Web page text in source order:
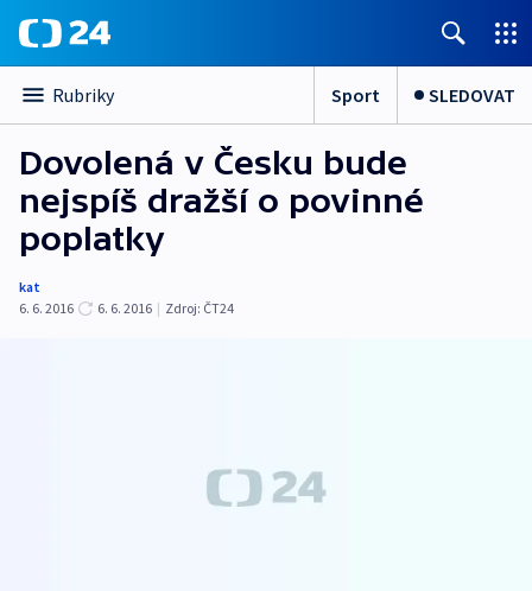
Rubriky Sport SLEDOVAT
Dovolená v Česku bude
nejspíš dražší o povinné
poplatky
kat
6. 6. 2016
6. 6. 2016 | Zdroj: ČT24